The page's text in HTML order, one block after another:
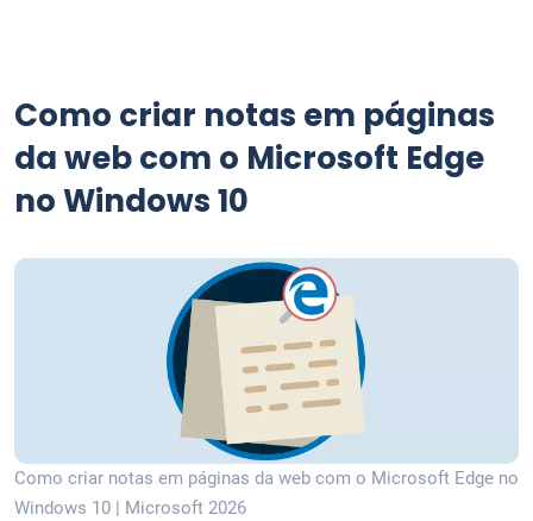
Como criar notas em páginas
da web com o Microsoft Edge
no Windows 10
Como criar notas em páginas da web com o Microsoft Edge no
Windows 10 | Microsoft 2026